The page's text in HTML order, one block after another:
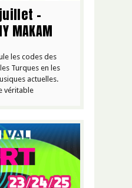
–
MAKAM
les codes des
Turques en les
actuelles.
véritable